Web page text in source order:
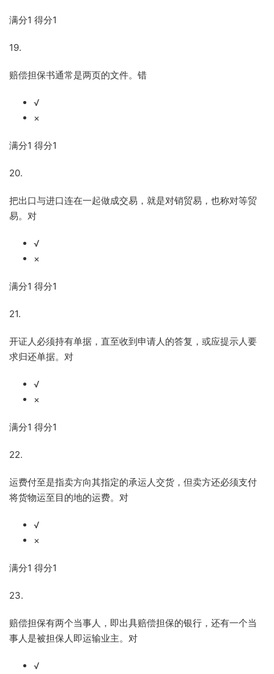
满分1 得分1
19.
赔偿担保书通常是两页的文件。错
√
×
满分1 得分1
20.
把出口与进口连在一起做成交易，就是对销贸易，也称对等贸
易。对
√
×
满分1 得分1
21.
开证人必须持有单据，直至收到申请人的答复，或应提示人要
求归还单据。对
√
×
满分1 得分1
22.
运费付至是指卖方向其指定的承运人交货，但卖方还必须支付
将货物运至目的地的运费。对
√
×
满分1 得分1
23.
赔偿担保有两个当事人，即出具赔偿担保的银行，还有一个当
事人是被担保人即运输业主。对
√